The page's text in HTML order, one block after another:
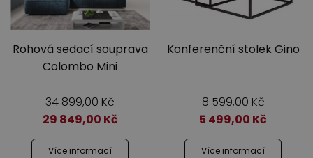
Rohová sedací souprava
Colombo Mini
34 899,00Kč
29 849,00 Kč
Více informací
Konferenční stolek Gino
8 599,00Kč
5 499,00 Kč
Více informací